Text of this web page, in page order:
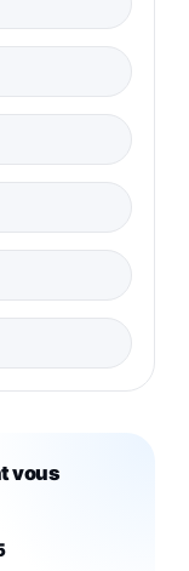
vous